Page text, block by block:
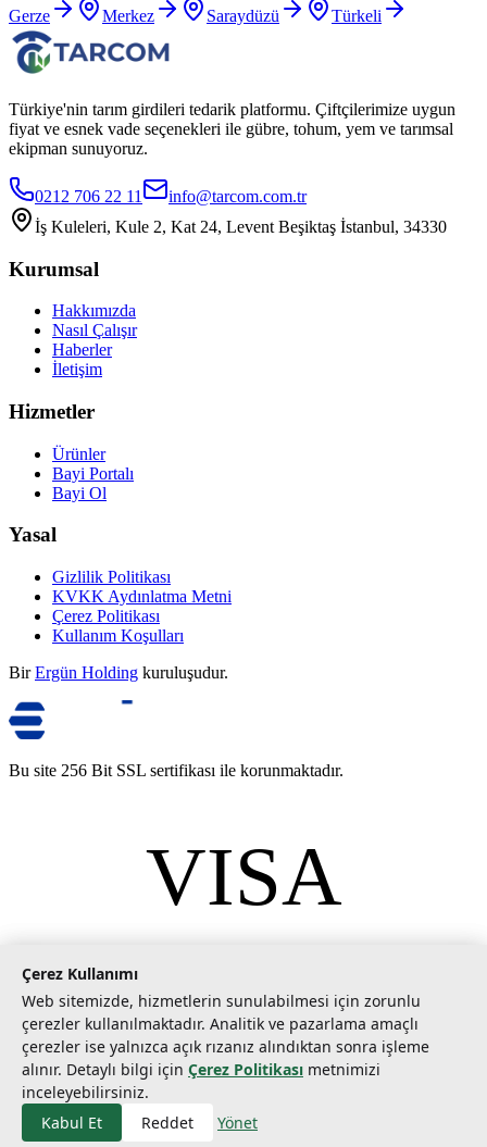
Gerze
Merkez Saraydüzü Türkeli
Türkiye'nin tarım girdileri tedarik platformu. Çiftçilerimize uygun
fiyat ve esnek vade seçenekleri ile gübre, tohum, yem ve tarımsal
ekipman sunuyoruz.
0212 706 22 11
info@tarcom.com.tr
İş Kuleleri, Kule 2, Kat 24, Levent Beşiktaş İstanbul, 34330
Kurumsal
Hakkımızda
Nasıl Çalışır
Haberler
İletişim
Hizmetler
Ürünler
Bayi Portalı
Bayi Ol
Yasal
Gizlilik Politikası
KVKK Aydınlatma Metni
Çerez Politikası
Kullanım Koşulları
Bir Ergün Holding kuruluşudur.
Bu site 256 Bit SSL sertifikası ile korunmaktadır.
VISA
mastercard
2026Tarımcom Tarım ve Teknoloji A.Ş. Tüm hakları saklıdır.